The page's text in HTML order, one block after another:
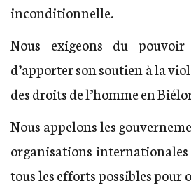
inconditionnelle.
Nous exigeons du pouvoir
d’apporter son soutien à la
des droits de l’homme en
Nous appelons les
organisations
tous les efforts possibles